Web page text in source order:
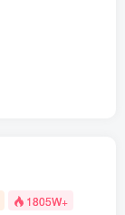
1805W+